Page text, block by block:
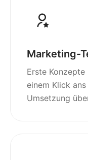
Marketing-
Erste
einem Klick
Umsetzung